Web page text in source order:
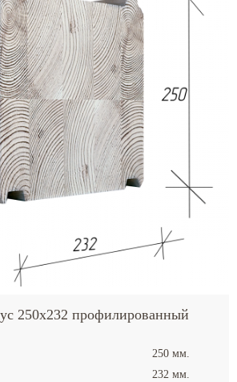
250x232 профилированный
250 мм.
232 мм.